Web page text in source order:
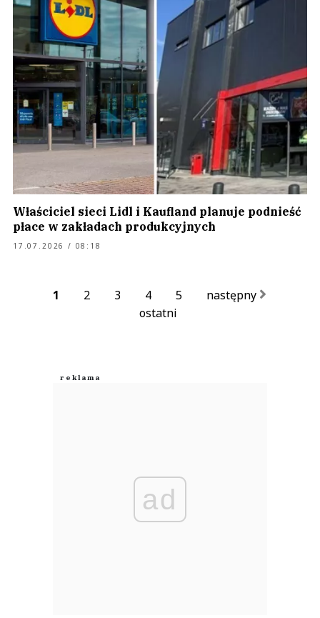
Właściciel sieci Lidl i Kaufland planuje podnieść
płace w zakładach produkcyjnych
17.07.2026 / 08:18
1 2 3 4 5
następny
ostatni
ad